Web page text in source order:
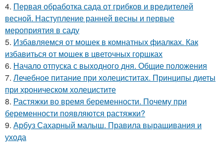
4. Первая обработка сада от грибков и вредителей
весной. Наступление ранней весны и первые
мероприятия в саду
5. Избавляемся от мошек в комнатных фиалках. Как
избавиться от мошек в цветочных горшках
6. Начало отпуска с выходного дня. Общие положения
7. Лечебное питание при холециститах. Принципы диеты
при хроническом холецистите
8. Растяжки во время беременности. Почему при
беременности появляются растяжки?
9. Арбуз Сахарный малыш. Правила выращивания и
ухода